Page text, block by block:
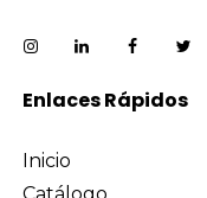
Enlaces Rápidos
Inicio